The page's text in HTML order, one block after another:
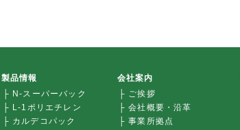
製品情報
├ N-スーパーバック
├ L-1ポリエチレン
├ カルデコパック
会社案内
├ ご挨拶
├ 会社概要・沿革
├ 事業所拠点